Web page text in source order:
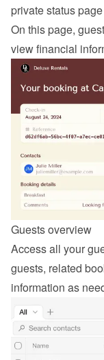
private status
On this page,
view financial
Guests overview
Access all your
guests, related
information as